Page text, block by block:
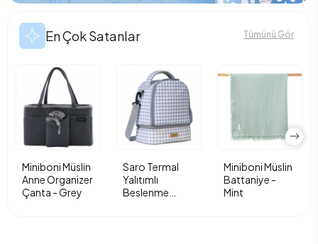
En Çok Satanlar Tümünü Gör
Miniboni Müslin
Anne Organizer
Çanta - Grey
Saro Termal
Yalıtımlı
Beslenme
Miniboni Müslin
Battaniye -
Mint